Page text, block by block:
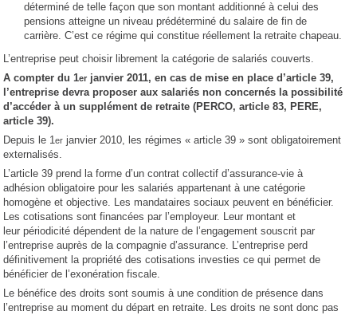
déterminé de telle façon que son montant additionné à celui des
pensions atteigne un niveau prédéterminé du salaire de fin de
carrière. C’est ce régime qui constitue réellement la retraite chapeau.
L’entreprise peut choisir librement la catégorie de salariés couverts.
A compter du 1er janvier 2011, en cas de mise en place d’article 39,
l’entreprise devra proposer aux salariés non concernés la possibilité
d’accéder à un supplément de retraite (PERCO, article 83, PERE,
article 39).
Depuis le 1er janvier 2010, les régimes « article 39 » sont obligatoirement
externalisés.
L’article 39 prend la forme d’un contrat collectif d’assurance-vie à
adhésion obligatoire pour les salariés appartenant à une catégorie
homogène et objective. Les mandataires sociaux peuvent en bénéficier.
Les cotisations sont financées par l’employeur. Leur montant et
leur périodicité dépendent de la nature de l’engagement souscrit par
l’entreprise auprès de la compagnie d’assurance. L’entreprise perd
définitivement la propriété des cotisations investies ce qui permet de
bénéficier de l’exonération fiscale.
Le bénéfice des droits sont soumis à une condition de présence dans
l’entreprise au moment du départ en retraite. Les droits ne sont donc pas